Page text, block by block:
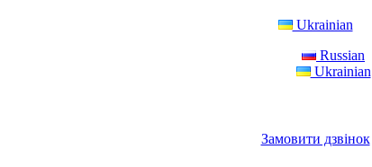
Ukrainian
Russian
Ukrainian
Замовити дзвінок